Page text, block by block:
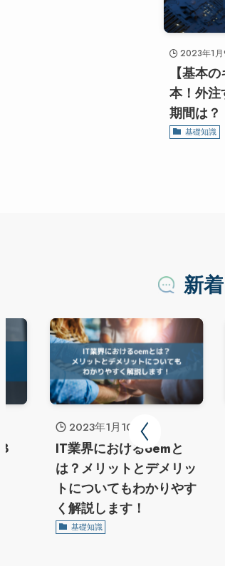
2023年1月
【基本
本！外注
期間は？
基礎知識
新
2023年1月10日
IT業界におけるoemと
は？メリットとデメリッ
トについてもわかりやす
く解説します！
基礎知識